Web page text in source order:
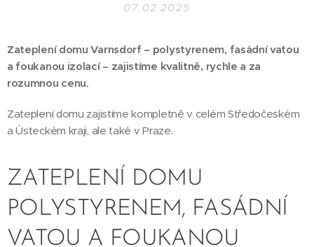
07.02.2025
Zateplení domu Varnsdorf – polystyrenem, fasádní vatou
a foukanou izolací – zajistíme kvalitně, rychle a za
rozumnou cenu.
Zateplení domu zajistíme kompletně v celém Středočeském
a Ústeckém kraji, ale také v Praze.
ZATEPLENÍ DOMU
POLYSTYRENEM, FASÁDNÍ
VATOU A FOUKANOU